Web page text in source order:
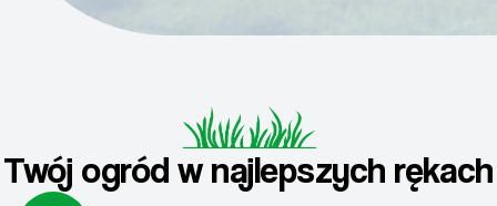
Twój ogród w najlepszych rękach